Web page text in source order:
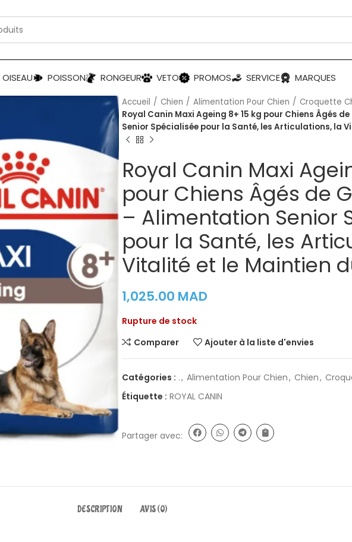
OISEAU POISSON RONGEUR VETO PROMOS SERVICE MARQUES
Accueil Chien Alimentation Pour Chien
Croquette
Royal Canin Maxi Ageing 8+ 15 kg pour Chiens Âgés
Senior Spécialisée pour la Santé, les Articulations, la
Royal Canin Maxi
pour Chiens Âgés de
– Alimentation Senior
pour la Santé, les
Vitalité et le Maintien
1,025.00 MAD
Rupture de stock
Comparer
Ajouter à la liste d'envies
Catégories : ., Alimentation Pour Chien, Chien,
Étiquette : ROYAL CANIN
Partager avec:
DESCRIPTION AVIS (0)